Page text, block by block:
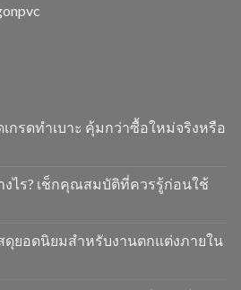
กรดทำเบาะ คุ้มกว่าซื้อใหม่จริงหรือ
งไร? เช็กคุณสมบัติที่ควรรู้ก่อนใช้
ดุยอดนิยมสำหรับงานตกแต่งภายใน